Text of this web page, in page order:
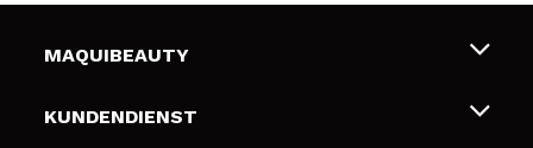
MAQUIBEAUTY
Über uns
KUNDENDIENST